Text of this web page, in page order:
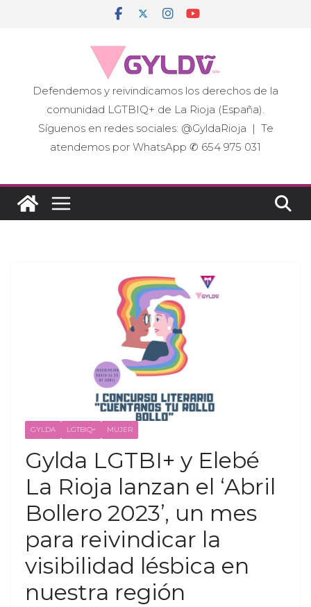
Defendemos y reivindicamos los derechos de la
comunidad LGTBIQ+ de La Rioja (España).
Síguenos en redes sociales: @GyldaRioja | Te
atendemos por WhatsApp ✆ 654 975 031
GYLDA LGTBIQ+ MUJER
Gylda LGTBI+ y Elebé
La Rioja lanzan el ‘Abril
Bollero 2023’, un mes
para reivindicar la
visibilidad lésbica en
nuestra región